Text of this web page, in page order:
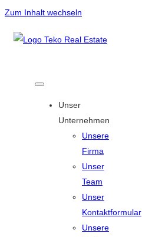
Zum Inhalt wechseln
Unser
Unternehmen
Unsere
Firma
Unser
Team
Unser
Kontaktformular
Unsere